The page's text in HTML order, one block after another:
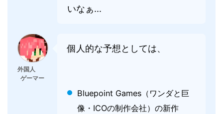
いなぁ...
外国人
ゲーマー
個人的な予想としては、
Bluepoint Games（ワンダと巨
像・ICOの制作会社）の新作